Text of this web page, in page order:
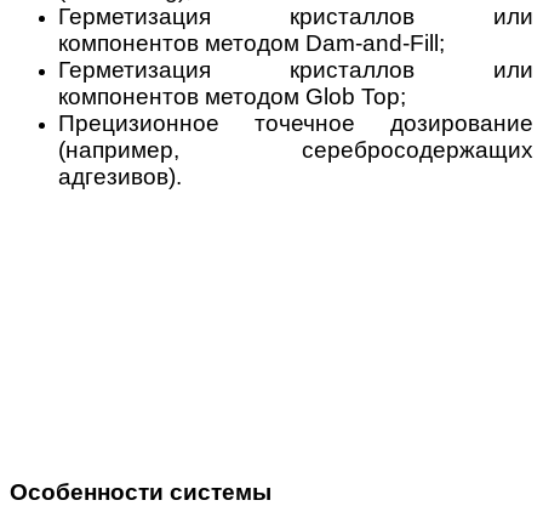
Герметизация кристаллов или
компонентов методом Dam-and-Fill;
Герметизация кристаллов или
компонентов методом Glob Top;
Прецизионное точечное дозирование
(например, серебросодержащих
адгезивов).
Особенности системы